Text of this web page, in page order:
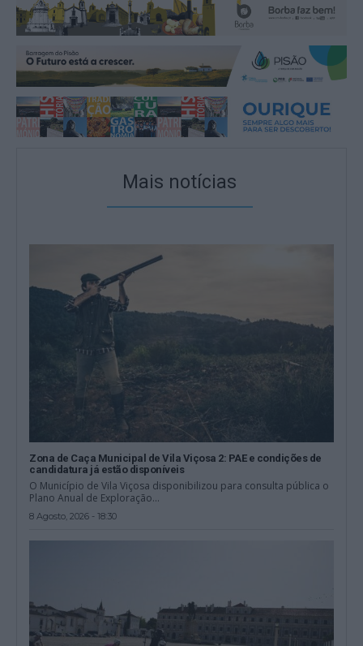
Mais notícias
Zona de Caça Municipal de Vila Viçosa 2: PAE e condições de
candidatura já estão disponíveis
O Município de Vila Viçosa disponibilizou para consulta pública o
Plano Anual de Exploração...
8 Agosto, 2026 - 18:30